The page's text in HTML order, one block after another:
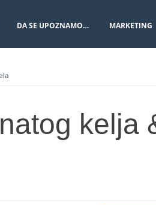
DA SE UPOZNAMO… MARKETING
kelja